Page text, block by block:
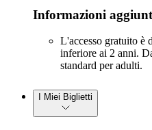
Informazioni
L'accesso gratuito è
inferiore ai 2 anni.
standard per adulti.
I Miei Biglietti